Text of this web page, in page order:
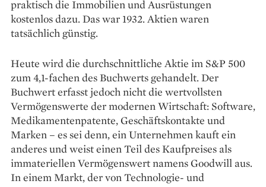
praktisch die Immobilien und Ausrüstungen
kostenlos dazu. Das war 1932. Aktien waren
tatsächlich günstig.
Heute wird die durchschnittliche Aktie im S&P 500
zum 4,1-fachen des Buchwerts gehandelt. Der
Buchwert erfasst jedoch nicht die wertvollsten
Vermögenswerte der modernen Wirtschaft: Software,
Medikamentenpatente, Geschäftskontakte und
Marken – es sei denn, ein Unternehmen kauft ein
anderes und weist einen Teil des Kaufpreises als
immateriellen Vermögenswert namens Goodwill aus.
In einem Markt, der von Technologie- und